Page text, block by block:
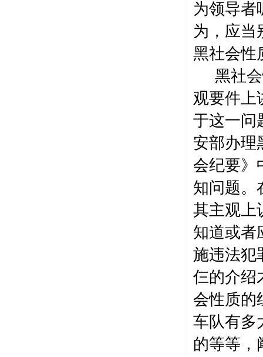
为领导者
为，应当
黑社会性
黑社
观要件上
于这一问
安部办理
会纪要》
知问题。
其主观上
知道或者
施违法犯
仨的介绍
会性质的
车队有多
的等等，